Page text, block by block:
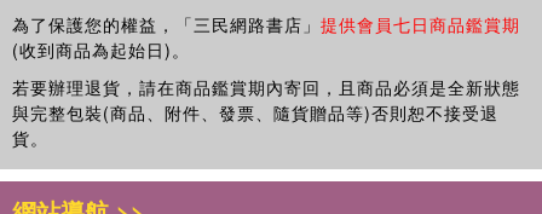
為了保護您的權益，「三民網路書店」 提供會員七日商品鑑賞期
(收到商品為起始日)。
若要辦理退貨，請在商品鑑賞期內寄回，且商品必須是全新狀態
與完整包裝(商品、附件、發票、隨貨贈品等)否則恕不接受退
貨。